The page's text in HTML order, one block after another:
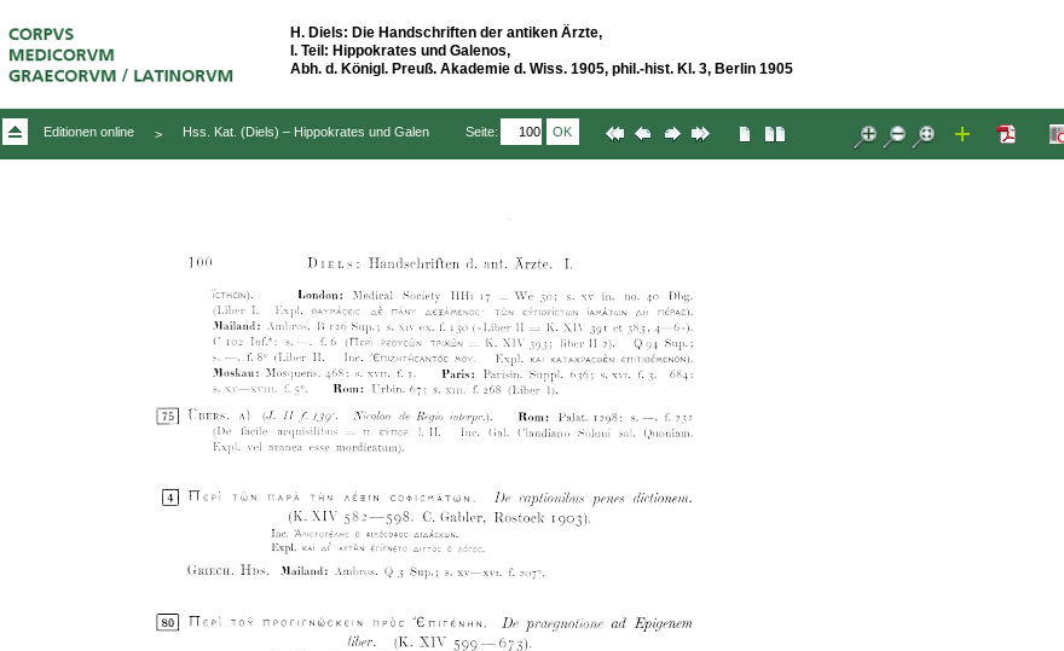
H. Diels: Die Handschriften der antiken Ärzte,
I. Teil: Hippokrates und Galenos,
Abh. d. Königl. Preuß. Akademie d. Wiss. 1905, phil.-hist. Kl. 3, Berlin 1905
Editionen online > Hss. Kat. (Diels) – Hippokrates und Galen Seite: OK